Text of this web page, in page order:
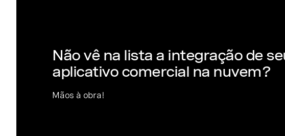
Não vê na lista a integração de
aplicativo comercial na nuvem?
Mãos à obra!